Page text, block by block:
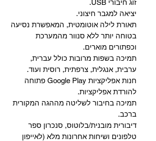
זוג חיבורי USB.
יציאה למגבר חיצוני.
תאורת לילה אוטומטית, המאפשרת נסיעה
בטוחה יותר ללא סנוור מהמערכת
וכפתורים מוארים.
תמיכה בשפות מרובות כולל עברית,
ערבית, אנגלית, צרפתית, רוסית ועוד.
‏חנות אפליקציות Google Play פתוחה
להורדת אפליקציות.
‏תמיכה בחיבור לשליטה מההגה המקורית
ברכב.
‏דיבורית מובנית/בלוטוס, ‏סנכרון ספר
טלפונים ושיחות אחרונות מלא (לאייפון